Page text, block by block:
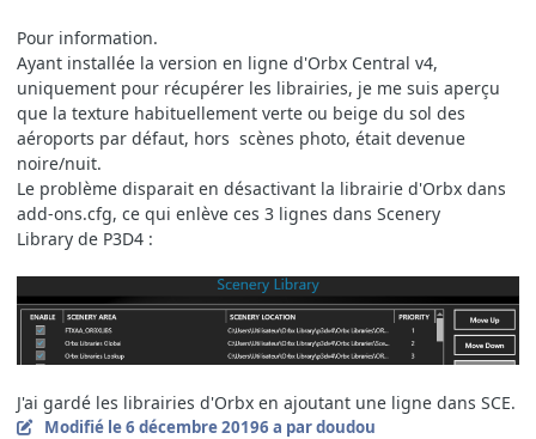
Pour information.
Ayant installée la version en ligne d'Orbx Central v4,
uniquement pour récupérer les librairies, je me suis aperçu
que la texture habituellement verte ou beige du sol des
aéroports par défaut, hors scènes photo, était devenue
noire/nuit.
Le problème disparait en désactivant la librairie d'Orbx dans
add-ons.cfg, ce qui enlève ces 3 lignes dans Scenery
Library de P3D4 :
J'ai gardé les librairies d'Orbx en ajoutant une ligne dans SCE.
Modifié le 6 décembre 20196 a par doudou